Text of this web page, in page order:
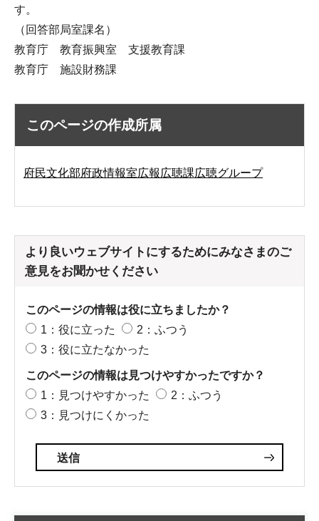
す。
（回答部局室課名）
教育庁 教育振興室 支援教育課
教育庁 施設財務課
このページの作成所属
府民文化部府政情報室広報広聴課広聴グループ
より良いウェブサイトにするためにみなさまのご
意見をお聞かせください
このページの情報は役に立ちましたか？
1：役に立った
2：ふつう
3：役に立たなかった
このページの情報は見つけやすかったですか？
1：見つけやすかった
2：ふつう
3：見つけにくかった